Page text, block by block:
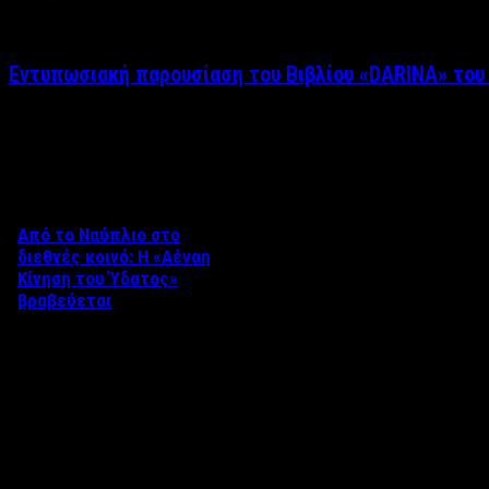
Εντυπωσιακή παρουσίαση του Βιβλίου «DARINA»
Από το Ναύπλιο στο
διεθνές κοινό: Η «Αέναη
Κίνηση του Ύδατος»
βραβεύεται